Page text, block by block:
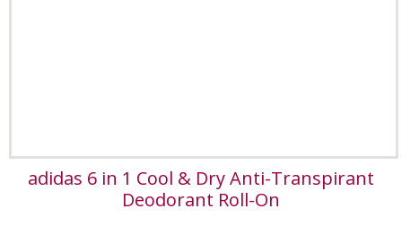
adidas 6 in 1 Cool & Dry Anti-Transpirant
Deodorant Roll-On